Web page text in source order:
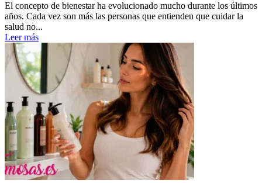
El concepto de bienestar ha evolucionado mucho durante los últimos
años. Cada vez son más las personas que entienden que cuidar la
salud no...
Leer más